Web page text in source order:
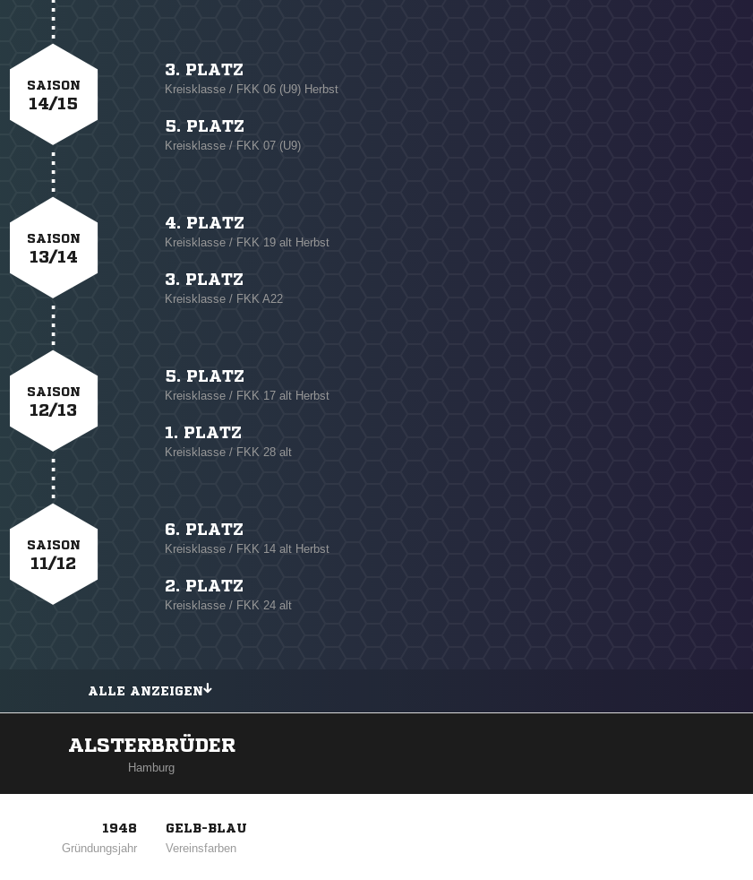
SAISON
14/15
3. PLATZ
Kreisklasse / FKK 06 (U9) Herbst
5. PLATZ
Kreisklasse / FKK 07 (U9)
SAISON
13/14
4. PLATZ
Kreisklasse / FKK 19 alt Herbst
3. PLATZ
Kreisklasse / FKK A22
SAISON
12/13
5. PLATZ
Kreisklasse / FKK 17 alt Herbst
1. PLATZ
Kreisklasse / FKK 28 alt
SAISON
11/12
6. PLATZ
Kreisklasse / FKK 14 alt Herbst
2. PLATZ
Kreisklasse / FKK 24 alt
ALLE ANZEIGEN
ALSTERBRÜDER
Hamburg
1948
Gründungsjahr
GELB-BLAU
Vereinsfarben